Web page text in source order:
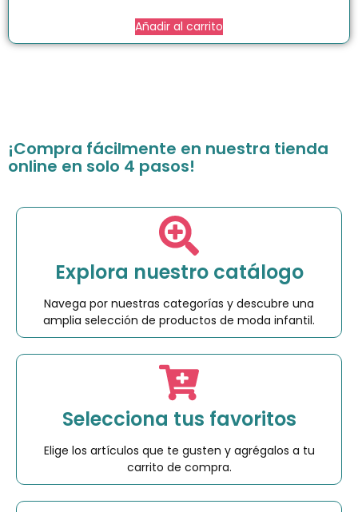
Añadir al carrito
¡Compra fácilmente en nuestra tienda
online en solo 4 pasos!
Explora nuestro catálogo
Navega por nuestras categorías y descubre una
amplia selección de productos de moda infantil.
Selecciona tus favoritos
Elige los artículos que te gusten y agrégalos a tu
carrito de compra.